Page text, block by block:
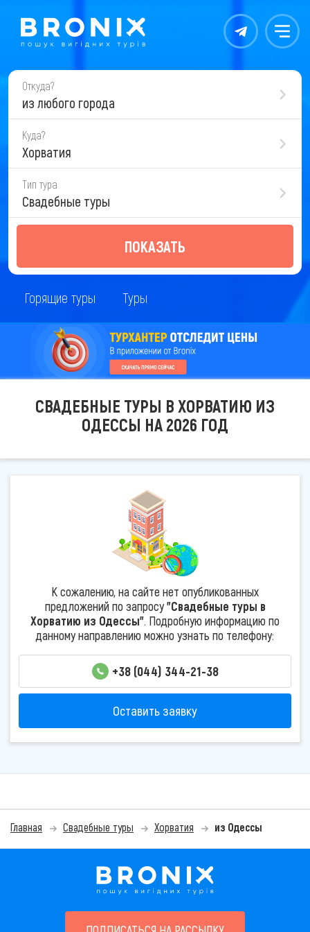
Контакты Меню
Откуда?
из любого города
Куда?
Хорватия
Тип тура
Свадебные туры
ПОКАЗАТЬ
Горящие туры Туры
СВАДЕБНЫЕ ТУРЫ В ХОРВАТИЮ ИЗ
ОДЕССЫ НА 2026 ГОД
К сожалению, на сайте нет опубликованных
предложений по запросу"Свадебные туры в
Хорватию из Одессы". Подробную информацию по
данному направлению можно узнать по телефону:
+38 (044) 344-21-38
Оставить заявку
Главная Свадебные туры Хорватия из Одессы